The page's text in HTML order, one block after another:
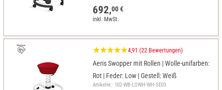
692,00 €
inkl. MwSt.
4,91 (22 Bewertungen)
Aeris Swopper mit Rollen | Wolle-unifarben:
Rot | Feder: Low | Gestell: Weiß
Artikelnr.: 102-WB-LOWH-WH-SE03